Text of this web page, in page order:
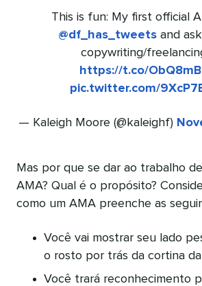
This is fun: My first official
@df_has_tweetsand
copywriting/
https://t.co/
pic.twitter.com/
— Kaleigh Moore (@kaleighf)
Mas por que se dar ao trabalho
AMA? Qual é o propósito?
como um AMA preenche as
Você vai mostrar seu lado
o rosto por trás da cortina
Você trará reconhecimento